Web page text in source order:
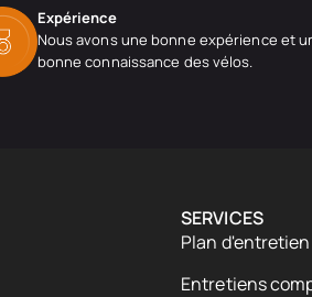
Expérience
Nous avons une bonne expérience et
bonne connaissance des vélos.
SERVICES
Plan
Entretiens